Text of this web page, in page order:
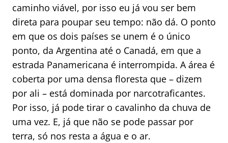
caminho viável, por isso eu já vou ser bem
direta para poupar seu tempo: não dá. O ponto
em que os dois países se unem é o único
ponto, da Argentina até o Canadá, em que a
estrada Panamericana é interrompida. A área é
coberta por uma densa floresta que – dizem
por ali – está dominada por narcotraficantes.
Por isso, já pode tirar o cavalinho da chuva de
uma vez. E, já que não se pode passar por
terra, só nos resta a água e o ar.